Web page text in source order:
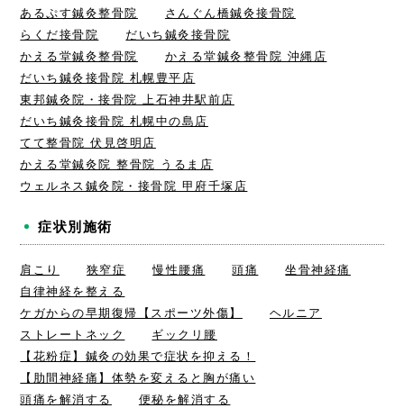
あるぷす鍼灸整骨院
さんぐん橋鍼灸接骨院
らくだ接骨院
だいち鍼灸接骨院
かえる堂鍼灸整骨院
かえる堂鍼灸整骨院 沖縄店
だいち鍼灸接骨院 札幌豊平店
東邦鍼灸院・接骨院 上石神井駅前店
だいち鍼灸接骨院 札幌中の島店
てて整骨院 伏見啓明店
かえる堂鍼灸院 整骨院 うるま店
ウェルネス鍼灸院・接骨院 甲府千塚店
症状別施術
肩こり 狭窄症 慢性腰痛 頭痛
坐骨神経痛
自律神経を整える
ケガからの早期復帰【スポーツ外傷】
ヘルニア
ストレートネック
ギックリ腰
【花粉症】鍼灸の効果で症状を抑える！
【肋間神経痛】体勢を変えると胸が痛い
頭痛を解消する
便秘を解消する